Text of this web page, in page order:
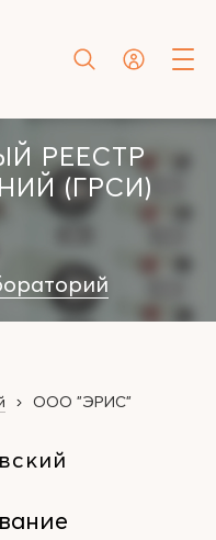
РЕЕСТР
(ГРСИ)
ООО "ЭРИС"